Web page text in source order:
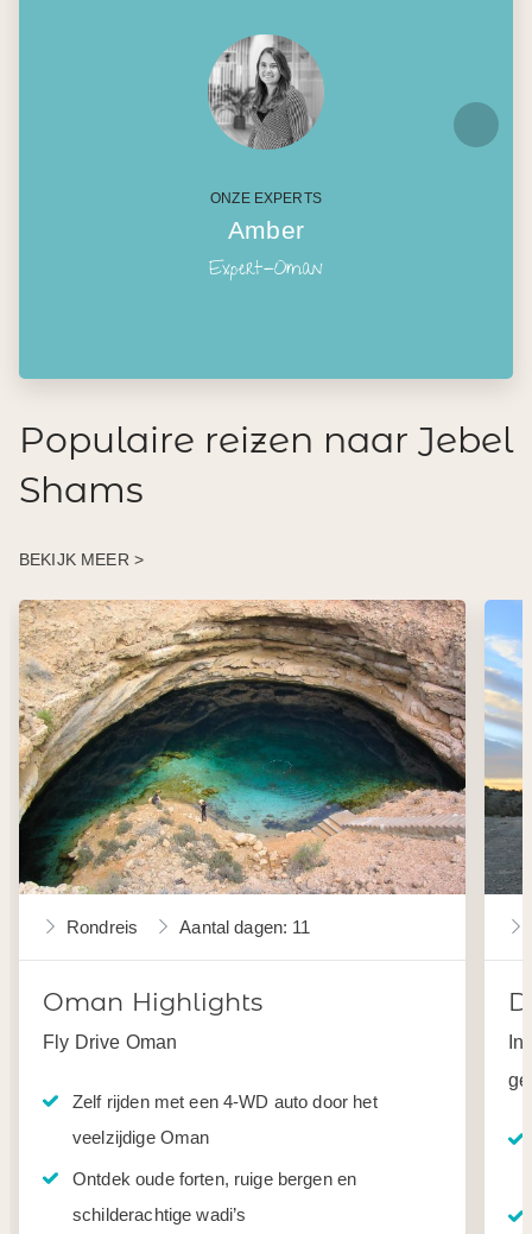
ONZE EXPERTS
Amber
Expert-Oman
Populaire reizen naar Jebel
Shams
BEKIJK MEER >
Rondreis Aantal dagen: 11
Oman Highlights
Fly Drive Oman
Zelf rijden met een 4-WD auto door het
veelzijdige Oman
Ontdek oude forten, ruige bergen en
schilderachtige wadi’s